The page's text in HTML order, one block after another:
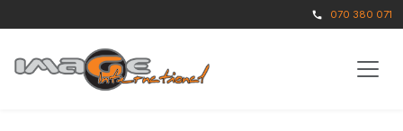
call 070 380 071